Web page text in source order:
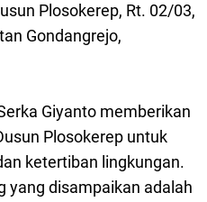
Plosokerep, Rt. 02/03,
Gondangrejo,
Giyanto memberikan
Plosokerep untuk
ketertiban lingkungan.
yang disampaikan adalah